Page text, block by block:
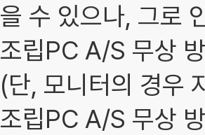
을 수 있으나, 그로
조립PC A/S 무상
(단, 모니터의 경우
조립PC A/S 무상